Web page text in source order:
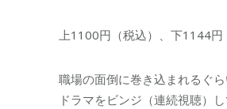
上1100円（税込）、下1144円
職場の面倒に巻き込まれるぐ
ドラマをビンジ（連続視聴）し